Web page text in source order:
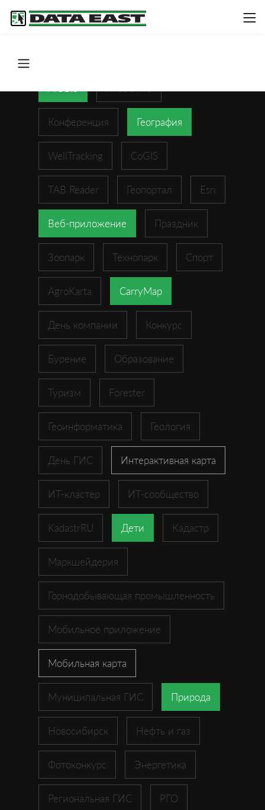
Конференция География
WellTracking CoGIS
TAB Reader Геопортал Esri
Веб-приложение Праздник
Зоопарк Технопарк Спорт
AgroKarta CarryMap
День компании Конкурс
Бурение Образование
Туризм Forester
Геоинформатика Геология
День ГИС Интерактивная карта
ИТ-кластер ИТ-сообщество
KadastrRU Дети Кадастр
Маркшейдерия
Горнодобывающая промышленность
Мобильное приложение
Мобильная карта
Муниципальная ГИС Природа
Новосибирск Нефть и газ
Фотоконкурс Энергетика
Региональная ГИС РГО